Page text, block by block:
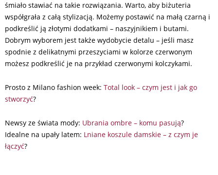
śmiało stawiać na takie rozwiązania. Warto, aby biżuteria
współgrała z całą stylizacją. Możemy postawić na małą czarną i
podkreślić ją złotymi dodatkami – naszyjnikiem i butami.
Dobrym wyborem jest także wydobycie detalu – jeśli masz
spodnie z delikatnymi przeszyciami w kolorze czerwonym
możesz podkreślić je na przykład czerwonymi kolczykami.
Prosto z Milano fashion week: Total look – czym jest i jak go
stworzyć?
Newsy ze świata mody: Ubrania ombre – komu pasują?
Idealne na upały latem: Lniane koszule damskie – z czym je
łączyć?